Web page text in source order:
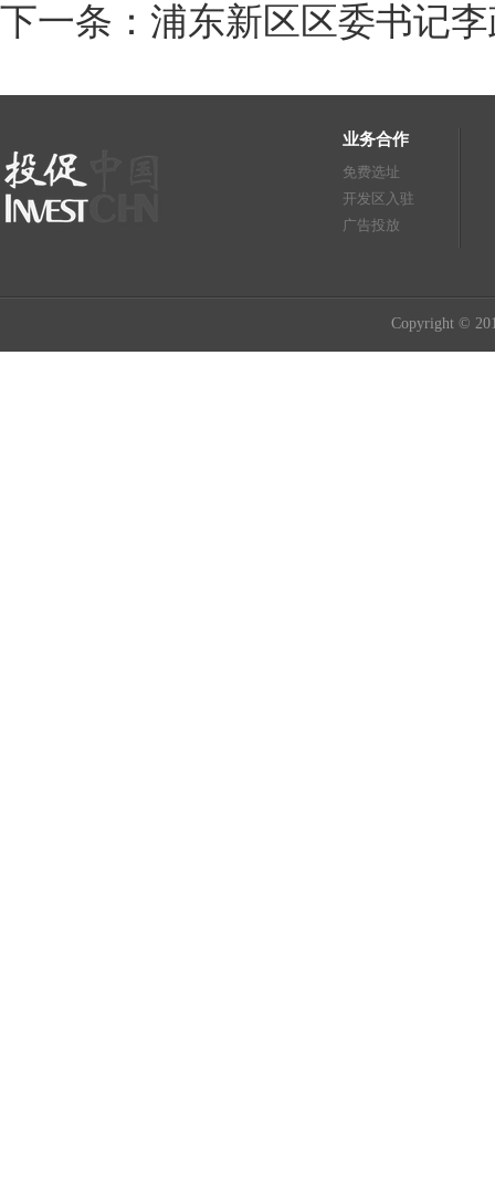
下一条：浦东新区区委书记
业务合作
免费选址
开发区入驻
广告投放
Copyright ©